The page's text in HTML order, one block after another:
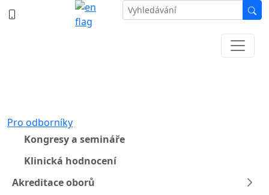
Pro odborníky
Kongresy a semináře
Klinická hodnocení
Akreditace oborů